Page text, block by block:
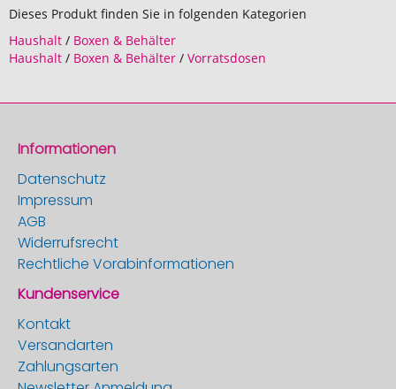
Dieses Produkt finden Sie in folgenden Kategorien
Haushalt / Boxen & Behälter
Haushalt / Boxen & Behälter / Vorratsdosen
Informationen
Datenschutz
Impressum
AGB
Widerrufsrecht
Rechtliche Vorabinformationen
Kundenservice
Kontakt
Versandarten
Zahlungsarten